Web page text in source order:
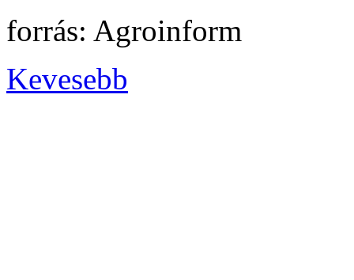
forrás: Agroinform
Kevesebb